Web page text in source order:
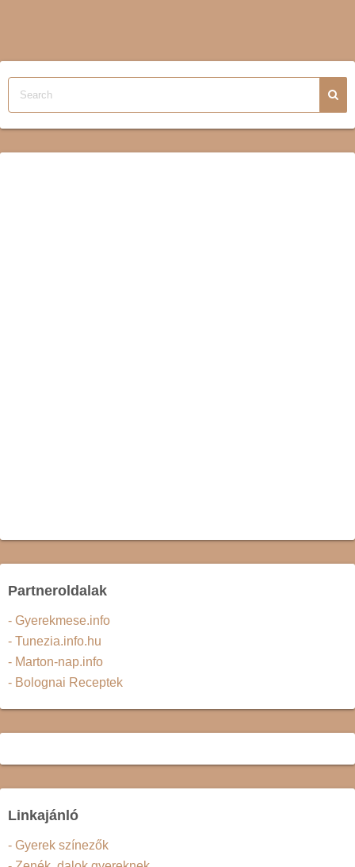
Partneroldalak
- Gyerekmese.info
- Tunezia.info.hu
- Marton-nap.info
- Bolognai Receptek
Linkajánló
- Gyerek színezők